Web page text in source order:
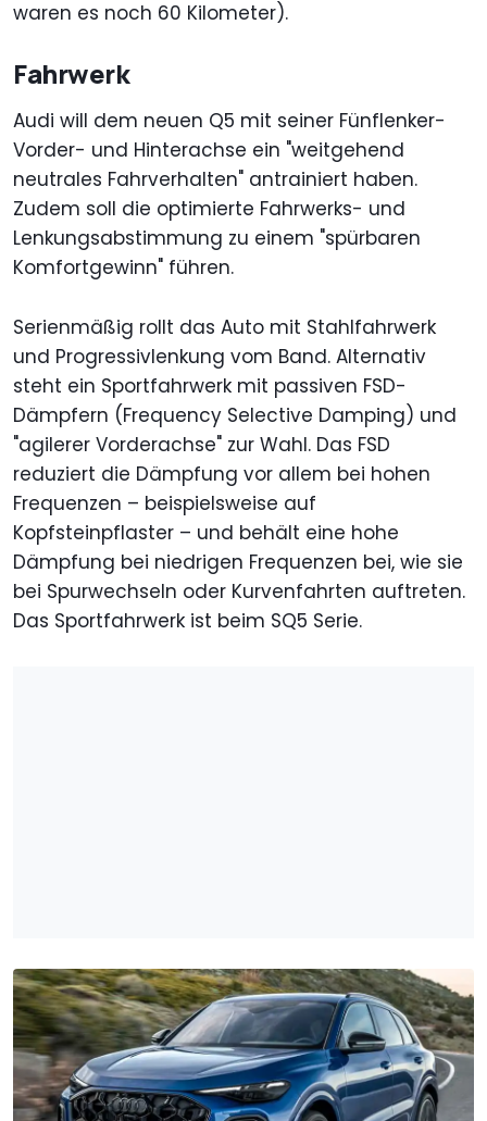
waren es noch 60 Kilometer).
Fahrwerk
Audi will dem neuen Q5 mit seiner Fünflenker-
Vorder- und Hinterachse ein "weitgehend
neutrales Fahrverhalten" antrainiert haben.
Zudem soll die optimierte Fahrwerks- und
Lenkungsabstimmung zu einem "spürbaren
Komfortgewinn" führen.
Serienmäßig rollt das Auto mit Stahlfahrwerk
und Progressivlenkung vom Band. Alternativ
steht ein Sportfahrwerk mit passiven FSD-
Dämpfern (Frequency Selective Damping) und
"agilerer Vorderachse" zur Wahl. Das FSD
reduziert die Dämpfung vor allem bei hohen
Frequenzen – beispielsweise auf
Kopfsteinpflaster – und behält eine hohe
Dämpfung bei niedrigen Frequenzen bei, wie sie
bei Spurwechseln oder Kurvenfahrten auftreten.
Das Sportfahrwerk ist beim SQ5 Serie.